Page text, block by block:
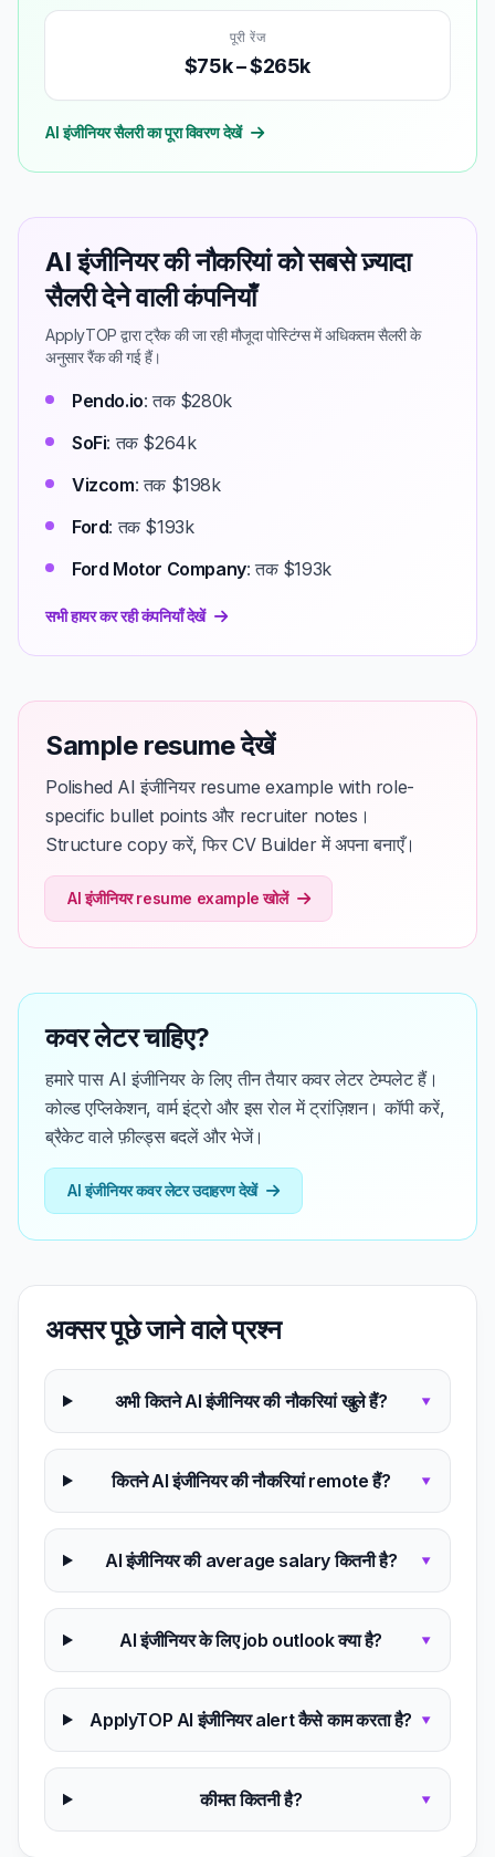
पूरी रेंज
$75k – $265k
AI इंजीनियर सैलरी का पूरा विवरण देखें
AI इंजीनियर की नौकरियां को सबसे ज़्यादा
सैलरी देने वाली कंपनियाँ
ApplyTOP द्वारा ट्रैक की जा रही मौजूदा पोस्टिंग्स में अधिकतम सैलरी के
अनुसार रैंक की गई हैं।
Pendo.io: तक $280k
SoFi: तक $264k
Vizcom: तक $198k
Ford: तक $193k
Ford Motor Company: तक $193k
सभी हायर कर रही कंपनियाँ देखें
Sample resume देखें
Polished AI इंजीनियर resume example with role-
specific bullet points और recruiter notes।
Structure copy करें, फिर CV Builder में अपना बनाएँ।
AI इंजीनियर resume example खोलें
कवर लेटर चाहिए?
हमारे पास AI इंजीनियर के लिए तीन तैयार कवर लेटर टेम्पलेट हैं।
कोल्ड एप्लिकेशन, वार्म इंट्रो और इस रोल में ट्रांज़िशन। कॉपी करें,
ब्रैकेट वाले फ़ील्ड्स बदलें और भेजें।
AI इंजीनियर कवर लेटर उदाहरण देखें
अक्सर पूछे जाने वाले प्रश्न
अभी कितने AI इंजीनियर की नौकरियां खुले हैं? ▾
कितने AI इंजीनियर की नौकरियां remote हैं? ▾
AI इंजीनियर की average salary कितनी है? ▾
AI इंजीनियर के लिए job outlook क्या है? ▾
ApplyTOP AI इंजीनियर alert कैसे काम करता है? ▾
कीमत कितनी है? ▾